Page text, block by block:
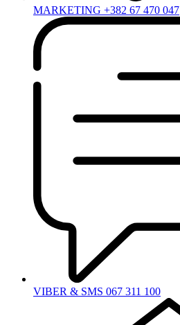
MARKETING +382 67 470 047
VIBER & SMS 067 311 100